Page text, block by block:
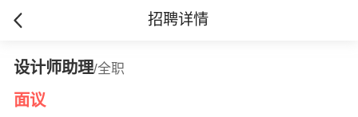
招聘详情
设计师助理/全职
面议